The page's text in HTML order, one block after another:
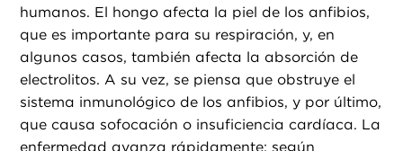
humanos. El hongo afecta la piel de los anfibios,
que es importante para su respiración, y, en
algunos casos, también afecta la absorción de
electrolitos. A su vez, se piensa que obstruye el
sistema inmunológico de los anfibios, y por último,
que causa sofocación o insuficiencia cardíaca. La
enfermedad avanza rápidamente; según